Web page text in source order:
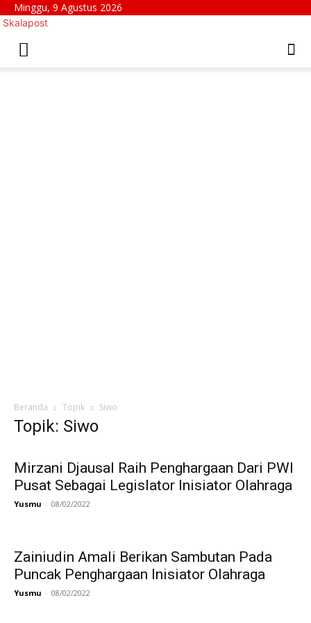
Minggu, 9 Agustus 2026
Skalapost
Beranda Topik Siwo
Topik: Siwo
Mirzani Djausal Raih Penghargaan Dari PWI
Pusat Sebagai Legislator Inisiator Olahraga
Yusmu - 08/02/2022
Zainiudin Amali Berikan Sambutan Pada
Puncak Penghargaan Inisiator Olahraga
Yusmu - 08/02/2022